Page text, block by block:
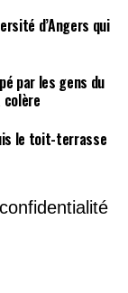
d’Angers qui
par les gens du
le toit-terrasse